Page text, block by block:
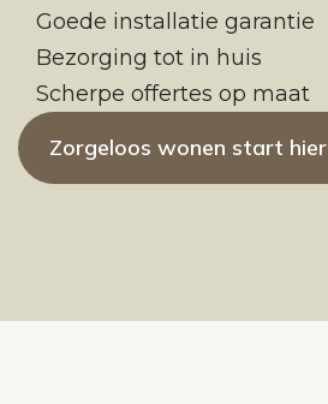
Goede installatie garantie
Bezorging tot in huis
Scherpe offertes op maat
Zorgeloos wonen start hier